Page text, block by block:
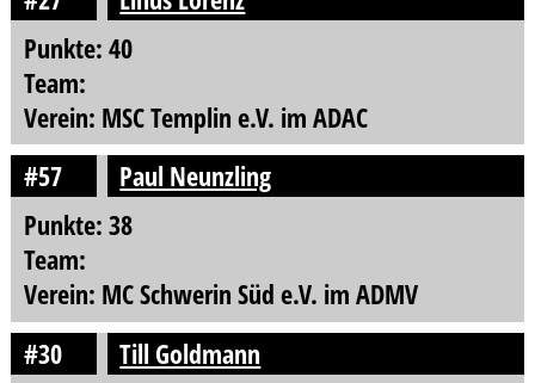
Punkte: 40
Team:
Verein: MSC Templin e.V. im ADAC
#57
Paul Neunzling
Punkte: 38
Team:
Verein: MC Schwerin Süd e.V. im ADMV
#30
Till Goldmann